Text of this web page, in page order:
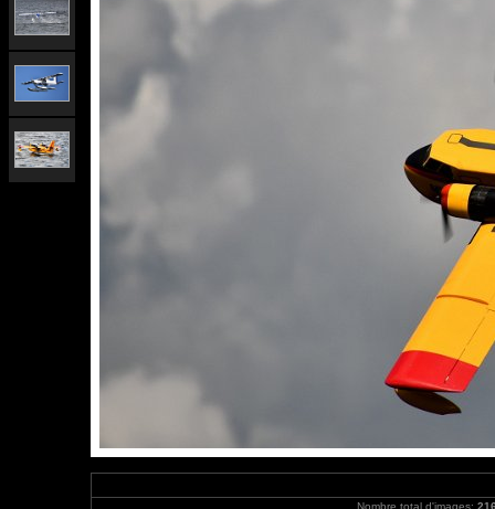
Nombre total d'images: